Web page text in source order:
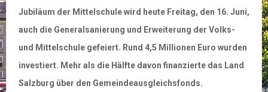
Jubiläum der Mittelschule wird heute Freitag, den 16. Juni,
auch die Generalsanierung und Erweiterung der Volks-
und Mittelschule gefeiert. Rund 4,5 Millionen Euro wurden
investiert. Mehr als die Hälfte davon finanzierte das Land
Salzburg über den Gemeindeausgleichsfonds.